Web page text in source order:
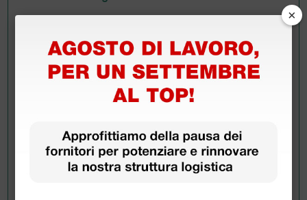
informazioni?
Invia ora la tua domanda ai colleghi che hanno già
acquistato questo prodotto.
×